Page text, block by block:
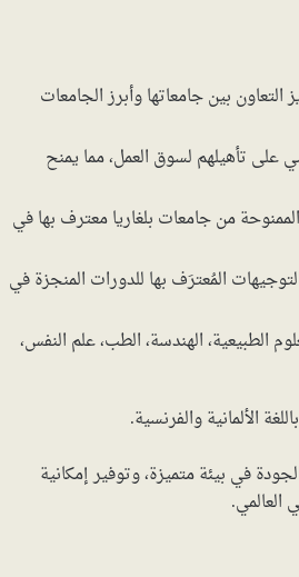
التعاون بين جامعاتها وأبرز الجامعات
على تأهيلهم لسوق العمل، مما يمنح
2007، فإن الشهادات الجامعية الممنوحة من جامعات بلغاريا معترف بها في
المُعترَف بها للدورات المنجزة في
الطبيعية، الهندسة، الطب، علم النفس،
الألمانية والفرنسية.
في بيئة متميزة، وتوفير إمكانية
العالمي.